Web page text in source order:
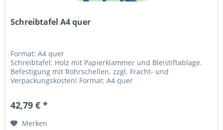
Schreibtafel A4 quer
Format: A4 quer
Schreibtafel: Holz mit Papierklammer und Bleistiftablage.
Befestigung mit Rohrschellen. zzgl. Fracht- und
Verpackungskosten! Format: A4 quer
42,79 € *
Merken